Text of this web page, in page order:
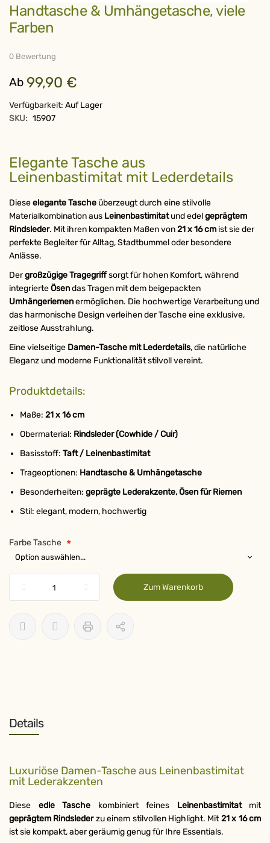
Zum
Anfang
der
Bildergalerie
Handtasche & Umhängetasche, viele
Farben
0 Bewertung
Ab 99,90 €
Verfügbarkeit: Auf Lager
SKU: 15907
Elegante Tasche aus
Leinenbastimitat mit Lederdetails
Dieseelegante Tasche überzeugt durch eine stilvolle
Materialkombination aus Leinenbastimitatund edelgeprägtem
Rindsleder. Mit ihren kompakten Maßen von21 x 16 cm ist sie der
perfekte Begleiter für Alltag, Stadtbummel oder besondere
Anlässe.
Dergroßzügige Tragegriffsorgt für hohen Komfort, während
integrierteÖsendas Tragen mit dem beigepackten
Umhängeriemenermöglichen. Die hochwertige Verarbeitung und
das harmonische Design verleihen der Tasche eine exklusive,
zeitlose Ausstrahlung.
Eine vielseitige Damen-Tasche mit Lederdetails, die natürliche
Eleganz und moderne Funktionalität stilvoll vereint.
Produktdetails:
Maße: 21 x 16 cm
Obermaterial: Rindsleder (Cowhide / Cuir)
Basisstoff: Taft / Leinenbastimitat
Trageoptionen: Handtasche & Umhängetasche
Besonderheiten: geprägte Lederakzente, Ösen für Riemen
Stil: elegant, modern, hochwertig
Farbe Tasche
Zum Warenkorb
Details
Luxuriöse Damen-Tasche aus Leinenbastimitat
mit Lederakzenten
Diese edle Tasche kombiniert feines Leinenbastimitatmit
geprägtem Rindslederzu einem stilvollen Highlight. Mit21 x 16 cm
ist sie kompakt, aber geräumig genug für Ihre Essentials.
UNSEREN NEWSLETTER!
Weitere Möglichkeiten, in Verbindung